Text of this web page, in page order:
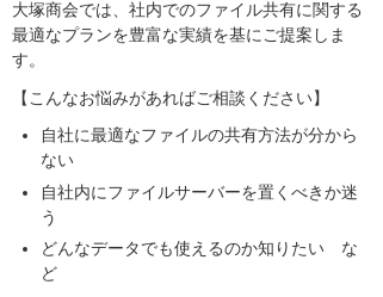
大塚商会では、社内でのファイル共有に関する
最適なプランを豊富な実績を基にご提案しま
す。
【こんなお悩みがあればご相談ください】
自社に最適なファイルの共有方法が分から
ない
自社内にファイルサーバーを置くべきか迷
う
どんなデータでも使えるのか知りたい な
ど